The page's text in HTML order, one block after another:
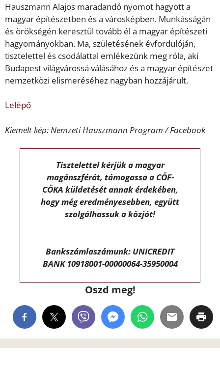
Hauszmann Alajos maradandó nyomot hagyott a
magyar építészetben és a városképben. Munkásságán
és örökségén keresztül tovább él a magyar építészeti
hagyományokban. Ma, születésének évfordulóján,
tisztelettel és csodálattal emlékezünk meg róla, aki
Budapest világvárossá válásához és a magyar építészet
nemzetközi elismeréséhez nagyban hozzájárult.
Lelépő
Kiemelt kép: Nemzeti Hauszmann Program / Facebook
Tisztelettel kérjük a magyar
magánszférát, támogassa a CÖF-
CÖKA küldetését annak érdekében,
hogy még eredményesebben, együtt
szolgálhassuk a közjót!
Bankszámlaszámunk: UNICREDIT
BANK 10918001-00000064-35950004
Oszd meg!